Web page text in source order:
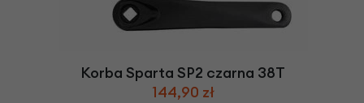
Korba Sparta SP2 czarna 38T
144,90 zł